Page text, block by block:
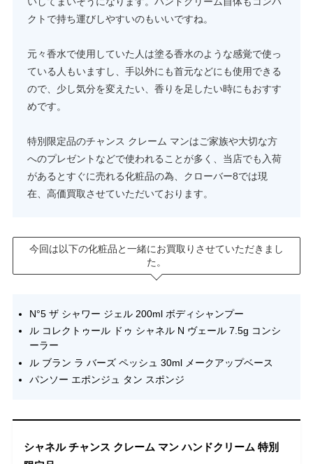
クトで持ち運びしやすいのもいいですね。
元々香水で使用していた人は塗る香水のような感覚で使っ
ている人もいますし、手以外にも首元などにも使用できる
ので、少し気分を変えたい、香りを足したい時にもおすす
めです。
特別限定品のチャンス クレーム マンはご家族や大切な方
へのプレゼントなどで使われることが多く、当店でも入荷
があるとすぐに売れる化粧品の為、クローバー8では現
在、高価買取させていただいております。
今回は以下の化粧品と一緒にお買取りさせていただきまし
た。
N°5 ザ シャワー ジェル 200ml ボディシャンプー
ル コレクトゥール ドゥ シャネル N ヴェール 7.5g コンシ
ーラー
ル ブラン ラ バーズ ペッシュ 30ml メークアップベース
パンソー エポンジュ タン スポンジ
シャネル チャンス クレーム マン ハンドクリーム 特別